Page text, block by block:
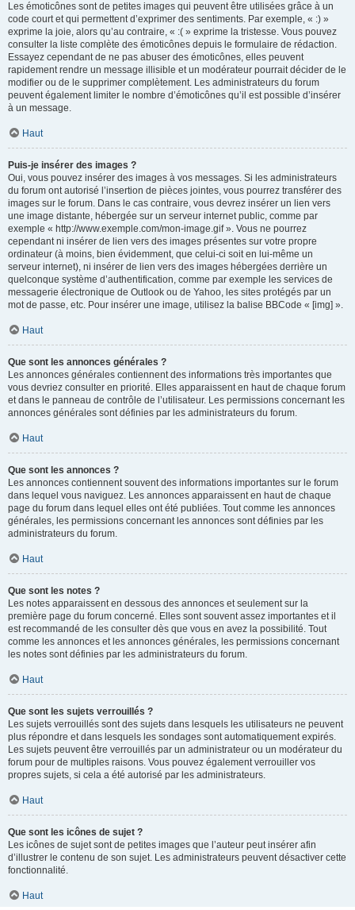
Les émoticônes sont de petites images qui peuvent être utilisées grâce à un
code court et qui permettent d’exprimer des sentiments. Par exemple, « :) »
exprime la joie, alors qu’au contraire, « :( » exprime la tristesse. Vous pouvez
consulter la liste complète des émoticônes depuis le formulaire de rédaction.
Essayez cependant de ne pas abuser des émoticônes, elles peuvent
rapidement rendre un message illisible et un modérateur pourrait décider de le
modifier ou de le supprimer complètement. Les administrateurs du forum
peuvent également limiter le nombre d’émoticônes qu’il est possible d’insérer
à un message.
Haut
Puis-je insérer des images ?
Oui, vous pouvez insérer des images à vos messages. Si les administrateurs
du forum ont autorisé l’insertion de pièces jointes, vous pourrez transférer des
images sur le forum. Dans le cas contraire, vous devrez insérer un lien vers
une image distante, hébergée sur un serveur internet public, comme par
exemple « http://www.exemple.com/mon-image.gif ». Vous ne pourrez
cependant ni insérer de lien vers des images présentes sur votre propre
ordinateur (à moins, bien évidemment, que celui-ci soit en lui-même un
serveur internet), ni insérer de lien vers des images hébergées derrière un
quelconque système d’authentification, comme par exemple les services de
messagerie électronique de Outlook ou de Yahoo, les sites protégés par un
mot de passe, etc. Pour insérer une image, utilisez la balise BBCode « [img] ».
Haut
Que sont les annonces générales ?
Les annonces générales contiennent des informations très importantes que
vous devriez consulter en priorité. Elles apparaissent en haut de chaque forum
et dans le panneau de contrôle de l’utilisateur. Les permissions concernant les
annonces générales sont définies par les administrateurs du forum.
Haut
Que sont les annonces ?
Les annonces contiennent souvent des informations importantes sur le forum
dans lequel vous naviguez. Les annonces apparaissent en haut de chaque
page du forum dans lequel elles ont été publiées. Tout comme les annonces
générales, les permissions concernant les annonces sont définies par les
administrateurs du forum.
Haut
Que sont les notes ?
Les notes apparaissent en dessous des annonces et seulement sur la
première page du forum concerné. Elles sont souvent assez importantes et il
est recommandé de les consulter dès que vous en avez la possibilité. Tout
comme les annonces et les annonces générales, les permissions concernant
les notes sont définies par les administrateurs du forum.
Haut
Que sont les sujets verrouillés ?
Les sujets verrouillés sont des sujets dans lesquels les utilisateurs ne peuvent
plus répondre et dans lesquels les sondages sont automatiquement expirés.
Les sujets peuvent être verrouillés par un administrateur ou un modérateur du
forum pour de multiples raisons. Vous pouvez également verrouiller vos
propres sujets, si cela a été autorisé par les administrateurs.
Haut
Que sont les icônes de sujet ?
Les icônes de sujet sont de petites images que l’auteur peut insérer afin
d’illustrer le contenu de son sujet. Les administrateurs peuvent désactiver cette
fonctionnalité.
Haut